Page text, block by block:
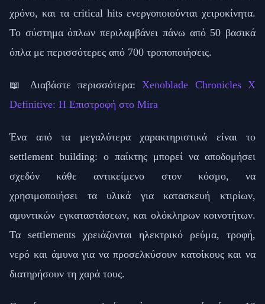
χρόνο, και τα critical hits ενεργοποιούνται χειροκίνητα.
Το σύστημα όπλων περιλαμβάνει πάνω από 50 βασικά
όπλα με περισσότερες από 700 τροποποιήσεις.
📖 Διαβάστε περισσότερα: Xenoblade Chronicles X
Definitive: Η Επιστροφή στο Mira
Ένα από τα μεγαλύτερα χαρακτηριστικά είναι το
settlement building: ο παίκτης μπορεί να αποδομήσει
σχεδόν κάθε αντικείμενο στον κόσμο, να
χρησιμοποιήσει τα υλικά για κατασκευή κτιρίων,
αμυντικών εγκαταστάσεων, και ολόκληρων κοινοτήτων.
Τα settlements χρειάζονται ηλεκτρικό ρεύμα, τροφή,
νερό και άμυνα για να προσελκύσουν κατοίκους και να
διατηρήσουν τη χαρά τους.